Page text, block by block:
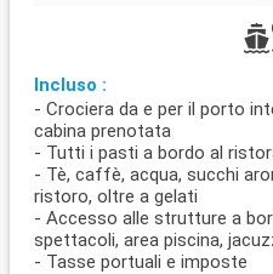
Incluso :
- Crociera da e per il porto
cabina prenotata
- Tutti i pasti a bordo al
- Tè, caffè, acqua, succhi
ristoro, oltre a gelati
- Accesso alle strutture a
spettacoli, area piscina,
- Tasse portuali e imposte